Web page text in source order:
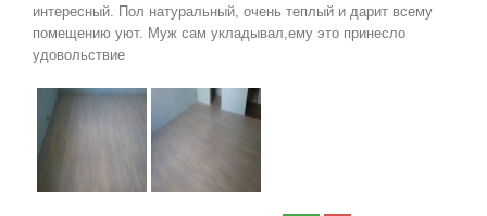
интересный. Пол натуральный, очень теплый и дарит всему
помещению уют. Муж сам укладывал,ему это принесло
удовольствие